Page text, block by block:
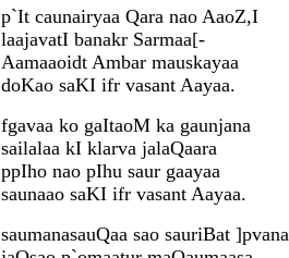
p`It caunairyaa Qara nao AaoZ,I
laajavatI banakr Sarmaa[-
Aamaaoidt Ambar mauskayaa
doKao saKI ifr vasant Aayaa.
fgavaa ko gaItaoM ka gaunjana
sailalaa kI klarva jalaQaara
ppIho nao pIhu saur gaayaa
saunaao saKI ifr vasant Aayaa.
saumanasauQaa sao sauriBat ]pvana